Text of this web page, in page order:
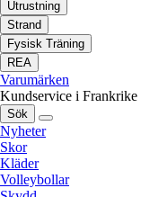
Utrustning
Strand
Fysisk Träning
REA
Varumärken
Kundservice i Frankrike
Sök
Nyheter
Skor
Kläder
Volleybollar